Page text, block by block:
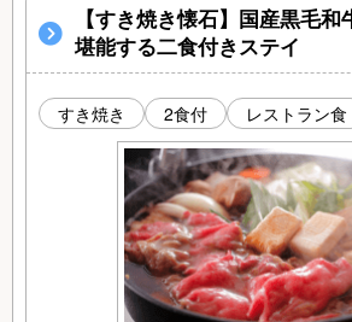
【すき焼き懐石】国産黒毛
堪能する二食付きステイ
すき焼き 2食付 レストラン食